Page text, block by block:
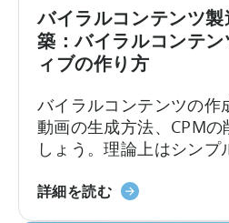
の
広
告
ク
リ
エ
イ
ィ
バイラルコンテンツ
築：バイラルコンテ
ィブの作り方
バイラルコンテンツの作
動画の生成方法、CPMの
しょう。理論上はシンプ
やし、バイラル化させ、
詳細を読む「バ